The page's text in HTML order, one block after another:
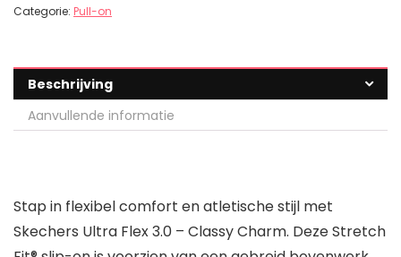
Categorie: Pull-on
Beschrijving
Aanvullende informatie
Stap in flexibel comfort en atletische stijl met
Skechers Ultra Flex 3.0 – Classy Charm. Deze Stretch